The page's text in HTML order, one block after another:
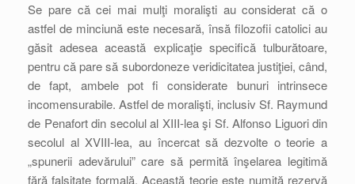
Se pare că cei mai mulţi moralişti au considerat că o
astfel de minciună este necesară, însă filozofii catolici au
găsit adesea această explicaţie specifică tulburătoare,
pentru că pare să subordoneze veridicitatea justiţiei, când,
de fapt, ambele pot fi considerate bunuri intrinsece
incomensurabile. Astfel de moralişti, inclusiv Sf. Raymund
de Penafort din secolul al XIII-lea şi Sf. Alfonso Liguori din
secolul al XVIII-lea, au încercat să dezvolte o teorie a
„spunerii adevărului” care să permită înşelarea legitimă
fără falsitate formală. Această teorie este numită rezervă